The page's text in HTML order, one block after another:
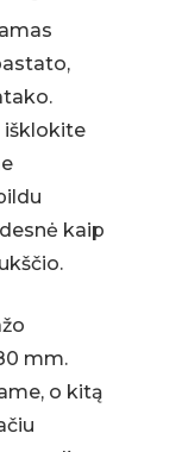
išklokite
kaip
mm.
o kitą